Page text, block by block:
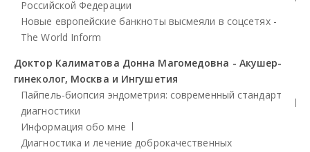
Российской Федерации
Новые европейские банкноты высмеяли в соцсетях -
The World Inform
Доктор Калиматова Донна Магомедовна - Акушер-
гинеколог, Москва и Ингушетия
Пайпель-биопсия эндометрия: современный стандарт
диагностики
Информация обо мне
Диагностика и лечение доброкачественных